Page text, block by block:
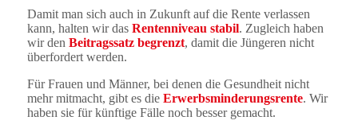
Damit man sich auch in Zukunft auf die Rente verlassen
kann, halten wir das Rentenniveau stabil. Zugleich haben
wir den Beitragssatz begrenzt, damit die Jüngeren nicht
überfordert werden.
Für Frauen und Männer, bei denen die Gesundheit nicht
mehr mitmacht, gibt es die Erwerbsminderungsrente. Wir
haben sie für künftige Fälle noch besser gemacht.